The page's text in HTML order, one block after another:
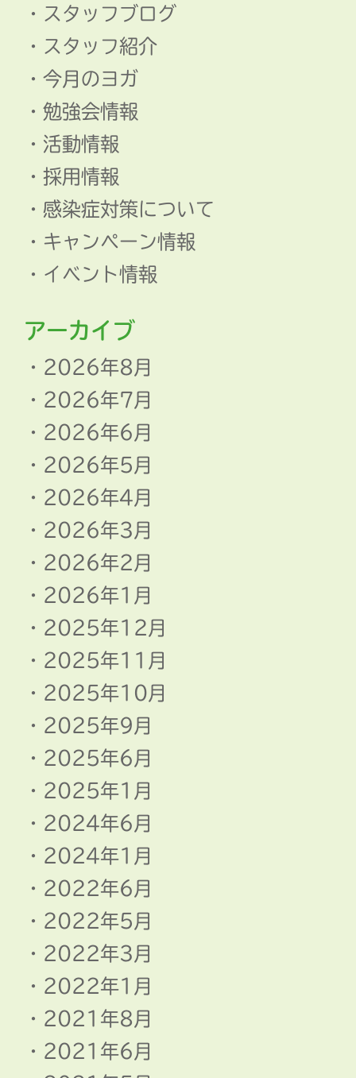
スタッフブログ
スタッフ紹介
今月のヨガ
勉強会情報
活動情報
採用情報
感染症対策について
キャンペーン情報
イベント情報
アーカイブ
2026年8月
2026年7月
2026年6月
2026年5月
2026年4月
2026年3月
2026年2月
2026年1月
2025年12月
2025年11月
2025年10月
2025年9月
2025年6月
2025年1月
2024年6月
2024年1月
2022年6月
2022年5月
2022年3月
2022年1月
2021年8月
2021年6月